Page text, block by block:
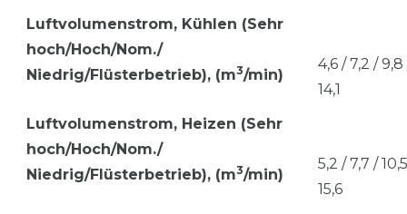
Luftvolumenstrom, Kühlen (Sehr
hoch/Hoch/Nom./
Niedrig/Flüsterbetrieb), (m3/min)
4,6 / 7,2 / 9,8
14,1
Luftvolumenstrom, Heizen (Sehr
hoch/Hoch/Nom./
Niedrig/Flüsterbetrieb), (m3/min)
5,2 / 7,7 /
15,6